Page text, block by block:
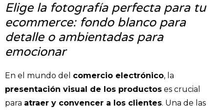
Elige la fotografía perfecta para tu
ecommerce: fondo blanco para
detalle o ambientadas para
emocionar
En el mundo del comercio electrónico, la
presentación visual de los productos es crucial
para atraer y convencer a los clientes. Una de las